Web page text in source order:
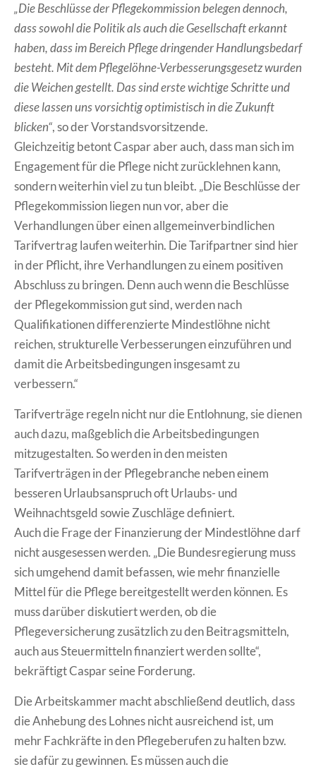
„Die Beschlüsse der Pflegekommission belegen dennoch,
dass sowohl die Politik als auch die Gesellschaft erkannt
haben, dass im Bereich Pflege dringender Handlungsbedarf
besteht. Mit dem Pflegelöhne-Verbesserungsgesetz wurden
die Weichen gestellt. Das sind erste wichtige Schritte und
diese lassen uns vorsichtig optimistisch in die Zukunft
blicken“, so der Vorstandsvorsitzende.
Gleichzeitig betont Caspar aber auch, dass man sich im
Engagement für die Pflege nicht zurücklehnen kann,
sondern weiterhin viel zu tun bleibt. „Die Beschlüsse der
Pflegekommission liegen nun vor, aber die
Verhandlungen über einen allgemeinverbindlichen
Tarifvertrag laufen weiterhin. Die Tarifpartner sind hier
in der Pflicht, ihre Verhandlungen zu einem positiven
Abschluss zu bringen. Denn auch wenn die Beschlüsse
der Pflegekommission gut sind, werden nach
Qualifikationen differenzierte Mindestlöhne nicht
reichen, strukturelle Verbesserungen einzuführen und
damit die Arbeitsbedingungen insgesamt zu
verbessern.“
Tarifverträge regeln nicht nur die Entlohnung, sie dienen
auch dazu, maßgeblich die Arbeitsbedingungen
mitzugestalten. So werden in den meisten
Tarifverträgen in der Pflegebranche neben einem
besseren Urlaubsanspruch oft Urlaubs- und
Weihnachtsgeld sowie Zuschläge definiert.
Auch die Frage der Finanzierung der Mindestlöhne darf
nicht ausgesessen werden. „Die Bundesregierung muss
sich umgehend damit befassen, wie mehr finanzielle
Mittel für die Pflege bereitgestellt werden können. Es
muss darüber diskutiert werden, ob die
Pflegeversicherung zusätzlich zu den Beitragsmitteln,
auch aus Steuermitteln finanziert werden sollte“,
bekräftigt Caspar seine Forderung.
Die Arbeitskammer macht abschließend deutlich, dass
die Anhebung des Lohnes nicht ausreichend ist, um
mehr Fachkräfte in den Pflegeberufen zu halten bzw.
sie dafür zu gewinnen. Es müssen auch die